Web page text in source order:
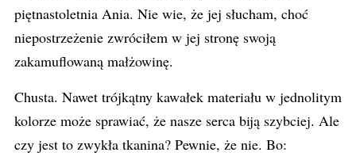
piętnastoletnia Ania. Nie wie, że jej słucham, choć
niepostrzeżenie zwróciłem w jej stronę swoją
zakamuflowaną małżowinę.
Chusta. Nawet trójkątny kawałek materiału w jednolitym
kolorze może sprawiać, że nasze serca biją szybciej. Ale
czy jest to zwykła tkanina? Pewnie, że nie. Bo: